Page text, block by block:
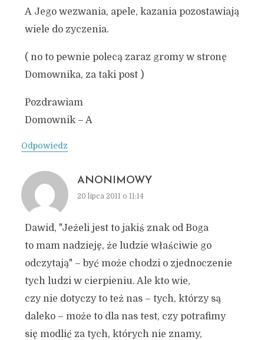
A Jego wezwania, apele, kazania pozostawiają
wiele do zyczenia.
( no to pewnie polecą zaraz gromy w stronę
Domownika, za taki post )
Pozdrawiam
Domownik – A
Odpowiedz
ANONIMOWY
20 lipca 2011 o 11:14
Dawid, "Jeżeli jest to jakiś znak od Boga
to mam nadzieję, że ludzie właściwie go
odczytają" – być może chodzi o zjednoczenie
tych ludzi w cierpieniu. Ale kto wie,
czy nie dotyczy to też nas – tych, którzy są
daleko – może to dla nas test, czy potrafimy
się modlić za tych, których nie znamy,